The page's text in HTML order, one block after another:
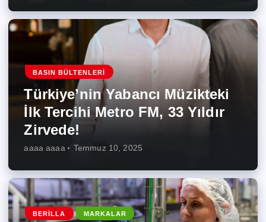
BASIN BÜLTENLERI
Türkiye’nin Yabancı Müzikteki
İlk Tercihi Metro FM, 33 Yıldır
Zirvede!
aaaa aaaa Temmuz 10, 2025
BERILLA MARKALAR